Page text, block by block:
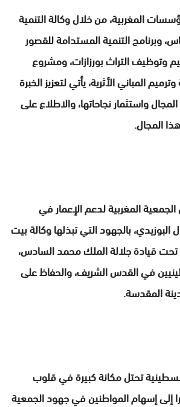
المغربية، من خلال وكالة التنمية
وبرنامج التنمية المستدامة للقصور
وتوظيف التراث بورزازات، ومشروع
المباني الأثرية، يأتي لتعزيز الخبرة
واستثمار نجاحاتها، والاطلاع على
المجال.
المغربية لدعم الإعمار في
بالجهود التي تبذلها وكالة بيت
قيادة جلالة الملك محمد السادس،
في القدس الشريف، والحفاظ على
المقدسة.
تحتل مكانة كبيرة في قلوب
إلى إسهام المواطنين في جهود الجمعية